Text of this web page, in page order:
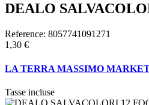
DEALO
Reference: 8057741091271
1,30 €
LA TERRA MASSIMO
Tasse incluse